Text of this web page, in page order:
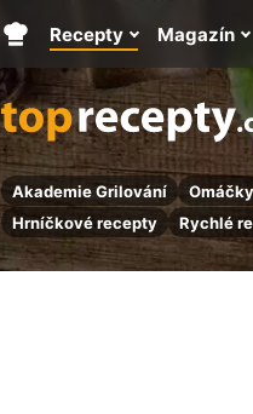
Akademie Grilování Omáčky
Hrníčkové recepty
Rychlé
Hlavní
stránka
Recepty Magazín